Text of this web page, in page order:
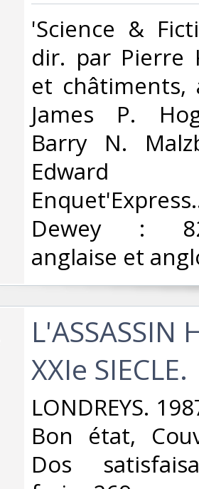
‎'Science &
dir. par Pierre
et châtiments,
James P.
Barry N.
Edward
Dewey :
anglaise et
‎L'ASSASSIN
XXIe SIECLE.‎
‎LONDREYS.
Bon état,
Dos